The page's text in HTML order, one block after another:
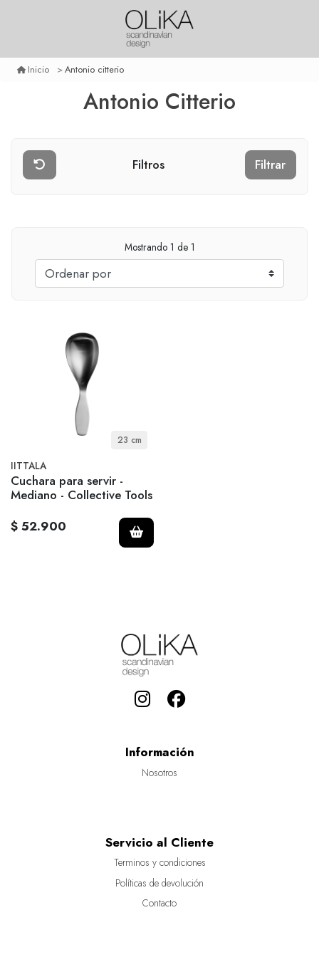
Inicio Antonio citterio
Antonio Citterio
Filtros Filtrar
Mostrando 1 de 1
23 cm
IITTALA
Cuchara para servir -
Mediano - Collective Tools
$ 52.900
Información
Nosotros
Servicio al Cliente
Terminos y condiciones
Políticas de devolución
Contacto